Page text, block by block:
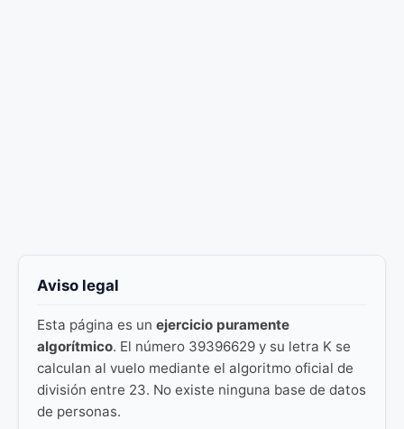
Aviso legal
Esta página es un ejercicio puramente
algorítmico. El número 39396629 y su letra K se
calculan al vuelo mediante el algoritmo oficial de
división entre 23. No existe ninguna base de datos
de personas.